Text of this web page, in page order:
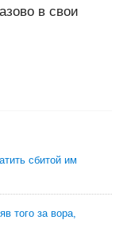
в свои
сбитой им
того за вора,